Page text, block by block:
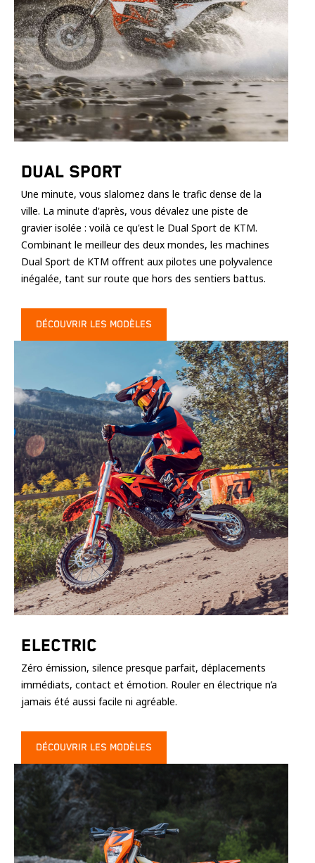
Dual Sport
Une minute, vous slalomez dans le trafic dense de la
ville. La minute d'après, vous dévalez une piste de
gravier isolée : voilà ce qu'est le Dual Sport de KTM.
Combinant le meilleur des deux mondes, les machines
Dual Sport de KTM offrent aux pilotes une polyvalence
inégalée, tant sur route que hors des sentiers battus.
DÉCOUVRIR LES MODÈLES
Electric
Zéro émission, silence presque parfait, déplacements
immédiats, contact et émotion. Rouler en électrique n’a
jamais été aussi facile ni agréable.
DÉCOUVRIR LES MODÈLES